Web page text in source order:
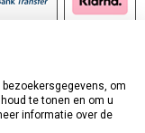
om
te tonen en om u
informatie over de